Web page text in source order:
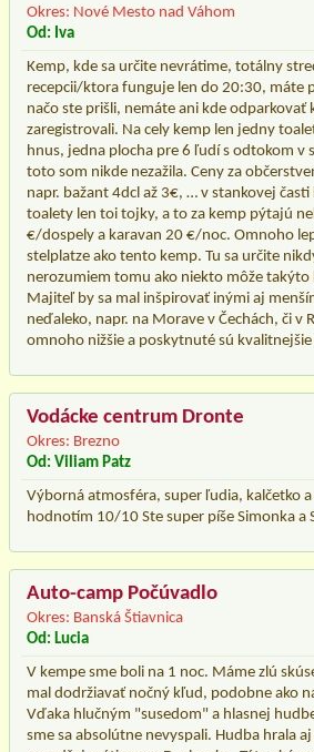
Okres: Nové Mesto nad Váhom
Od: Iva
Kemp, kde sa určite nevrátime, totálny
recepcii/ktora funguje len do 20:30, máte
načo ste prišli, nemáte ani kde odparkovať
zaregistrovali. Na cely kemp len jedny
hnus, jedna plocha pre 6 ľudí s odtokom v
toto som nikde nezažila. Ceny za
napr. bažant 4dcl až 3€, … v stankovej
toalety len toi tojky, a to za kemp pýtajú
€/dospely a karavan 20 €/noc. Omnoho
stelplatze ako tento kemp. Tu sa určite
nerozumiem tomu ako niekto môže takýto
Majiteľ by sa mal inšpirovať inými aj
neďaleko, napr. na Morave v Čechách, či v
omnoho nižšie a poskytnuté sú kvalitnejšie
Vodácke centrum Dronte
Okres: Brezno
Od: Viliam Patz
Výborná atmosféra, super ľudia, kalčetko
hodnotím 10/10 Ste super píše Simonka a
Auto-camp Počúvadlo
Okres: Banská Štiavnica
Od: Lucia
V kempe sme boli na 1 noc. Máme zlú
mal dodržiavať nočný kľud, podobne ako
Vďaka hlučným "susedom" a hlasnej
sme sa absolútne nevyspali. Hudba hrala